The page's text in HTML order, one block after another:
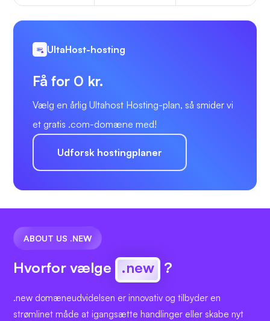
UltaHost-hosting
Få for 0 kr.
Vælg en årlig Ultahost Hosting-plan, så smider vi
et gratis .com-domæne med!
Udforsk hostingplaner
ABOUT US .NEW
Hvorfor vælge .new ?
.new domæneudvidelsen er innovativ og tilbyder en
strømlinet måde at igangsætte handlinger eller skabe nyt